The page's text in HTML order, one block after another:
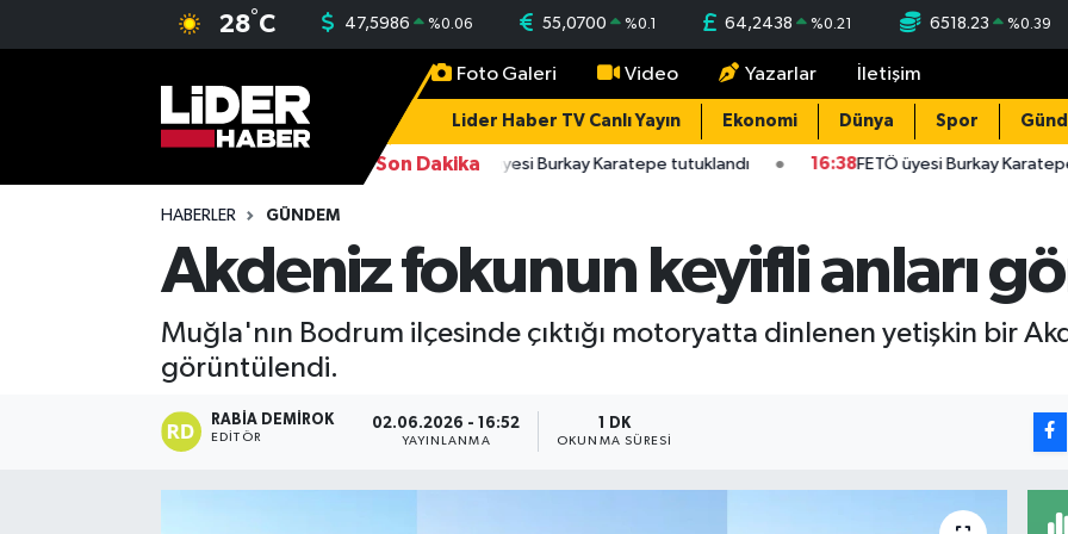
28°C 47,5986 %0.06 55,0700 %0.1 64,2438 %0.21 6518.23 %0.39
Foto Galeri Video Yazarlar İletişim
Lider Haber TV Canlı Yayın Ekonomi Dünya Spor
Son Dakika
16:38 FETÖ üyesi Burkay Karatepe tutuklandı 16:38FETÖ üyesi Burkay
HABERLER GÜNDEM
Akdeniz fokunun keyifli anları
Muğla'nın Bodrum ilçesinde çıktığı motoryatta dinlenen yetişkin bir
görüntülendi.
RABIA DEMIROK
EDITÖR
02.06.2026 - 16:52
YAYINLANMA
1 DK
OKUNMA SÜRESI
Nöbetçi Eczaneler
Hava Durumu
İstanbul Namaz Vakitleri
Trafik Durumu
Süper Lig Puan Durumu ve Fikstür
Son Dakika Haberleri